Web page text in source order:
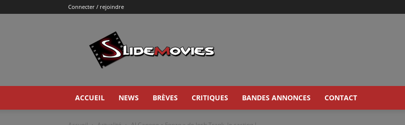
Connecter / rejoindre
ACCUEIL NEWS BRÈVES CRITIQUES BANDES ANNONCES CONTACT